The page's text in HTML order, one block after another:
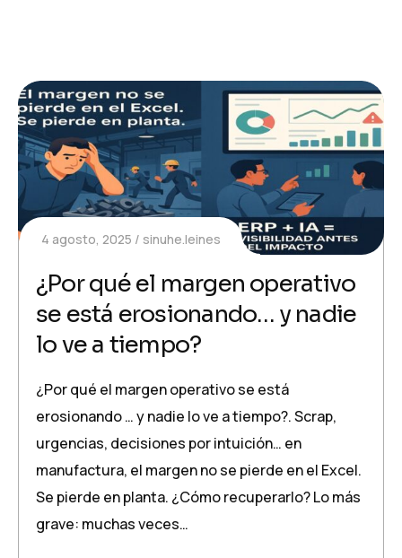
4 agosto, 2025 sinuhe.leines
¿Por qué el margen operativo
se está erosionando… y nadie
lo ve a tiempo?
¿Por qué el margen operativo se está
erosionando … y nadie lo ve a tiempo?. Scrap,
urgencias, decisiones por intuición… en
manufactura, el margen no se pierde en el Excel.
Se pierde en planta. ¿Cómo recuperarlo? Lo más
grave: muchas veces…